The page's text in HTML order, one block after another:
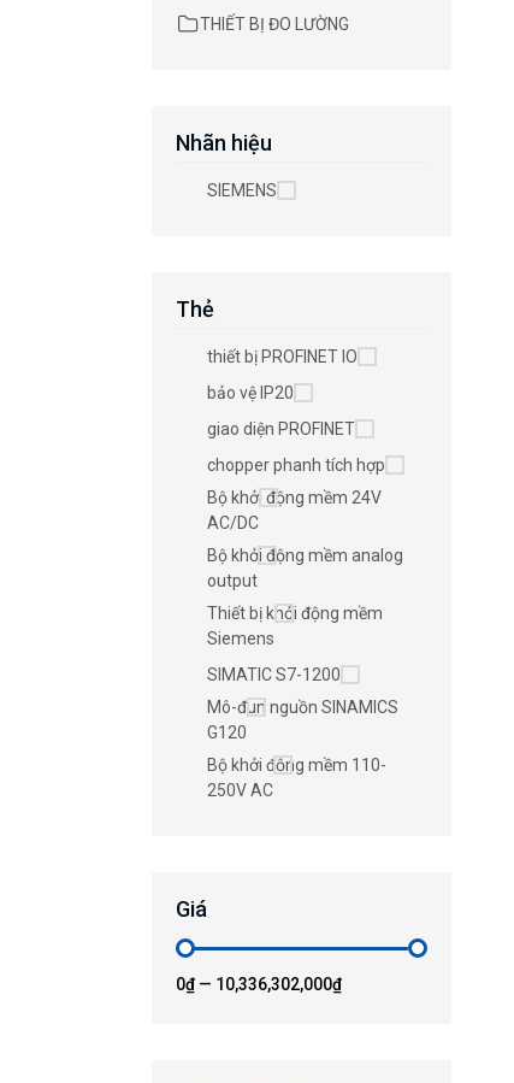
THIẾT BỊ ĐO LƯỜNG
Nhãn hiệu
SIEMENS
Thẻ
thiết bị PROFINET IO
bảo vệ IP20
giao diện PROFINET
chopper phanh tích hợp
Bộ khởi động mềm 24V
AC/DC
Bộ khởi động mềm analog
output
Thiết bị khởi động mềm
Siemens
SIMATIC S7-1200
Mô-đun nguồn SINAMICS
G120
Bộ khởi động mềm 110-
250V AC
Giá
0₫— 10,336,302,000₫